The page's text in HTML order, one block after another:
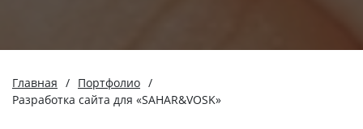
Главная / Портфолио /
Разработка сайта для «SAHAR&VOSK»